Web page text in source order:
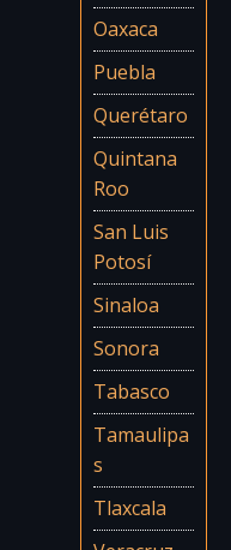
Oaxaca
Puebla
Querétaro
Quintana
Roo
San Luis
Potosí
Sinaloa
Sonora
Tabasco
Tamaulipa
s
Tlaxcala